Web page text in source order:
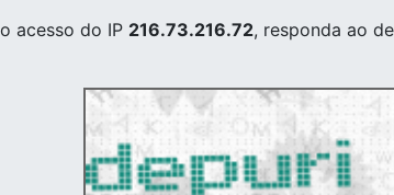
acesso do IP 216.73.216.72, responda ao